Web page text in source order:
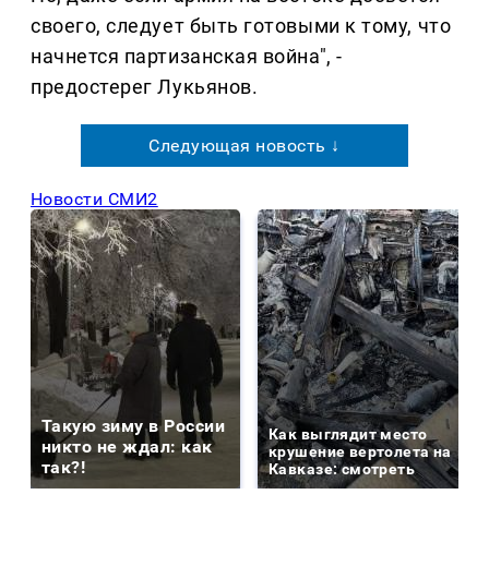
своего, следует быть готовыми к тому, что
начнется партизанская война", -
предостерег Лукьянов.
Следующая новость ↓
Новости СМИ2
Такую зиму в России
никто не ждал: как
так?!
Как выглядит место
крушение вертолета на
Кавказе: смотреть